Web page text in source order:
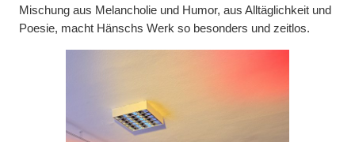
Mischung aus Melancholie und Humor, aus Alltäglichkeit und
Poesie, macht Hänschs Werk so besonders und zeitlos.